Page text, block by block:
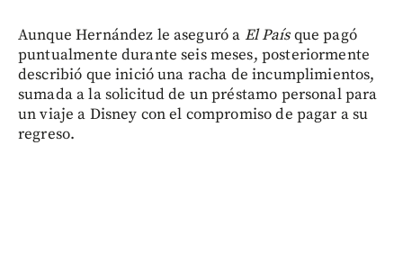
Aunque Hernández le aseguró a El Paísque pagó
puntualmente durante seis meses, posteriormente
describió que inició una racha de incumplimientos,
sumada a la solicitud de un préstamo personal para
un viaje a Disney con el compromiso de pagar a su
regreso.